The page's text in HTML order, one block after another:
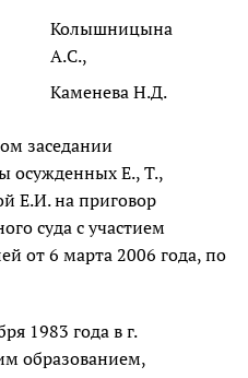
Колышницына
А.С.,
Каменева Н.Д.
заседании
осужденных Е., Т.,
Е.И. на приговор
суда с участием
от 6 марта 2006 года, по
1983 года в г.
образованием,